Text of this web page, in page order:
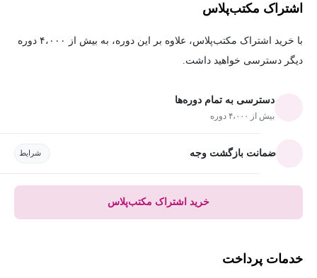
اشتراک مکتب‌پلاس
با خرید اشتراک مکتب‌پلاس، علاوه بر این دوره، به بیش از ۴،۰۰۰ دوره
دیگر دسترسی خواهید داشت.
دسترسی به تمام دوره‌ها
بیش از ۴،۰۰۰ دوره
ضمانت بازگشت وجه شرایط
خرید اشتراک مکتب‌پلاس
خدمات پرداخت